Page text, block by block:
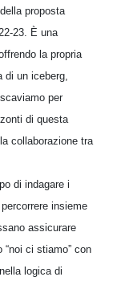
proposta
23. È una
la propria
un iceberg,
per
di questa
collaborazione tra
di indagare i
insieme
assicurare
ci stiamo” con
logica di